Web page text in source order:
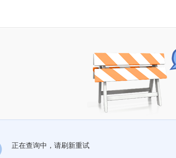
正在查询中，请刷新重试